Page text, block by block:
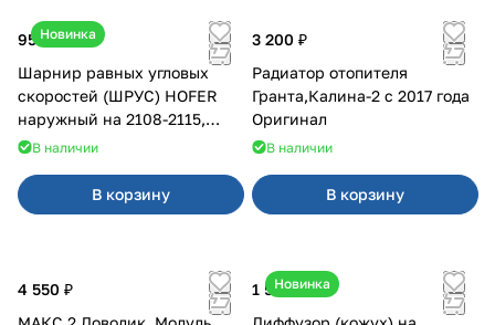
Новинка
950 ₽
Шарнир равных угловых
скоростей (ШРУС) HOFER
наружный на 2108-2115,
2110-2112
В наличии
В корзину
3 200 ₽
Радиатор отопителя
Гранта,Калина-2 с 2017 года
Оригинал
В наличии
В корзину
4 550 ₽
Новинка
1 500 ₽